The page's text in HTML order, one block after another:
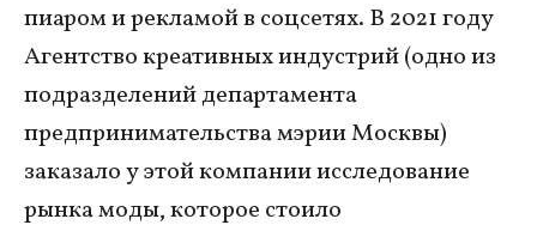
пиаром и рекламой в соцсетях. В 2021 году
Агентство креативных индустрий (одно из
подразделений департамента
предпринимательства мэрии Москвы)
заказало у этой компании исследование
рынка моды, которое стоило